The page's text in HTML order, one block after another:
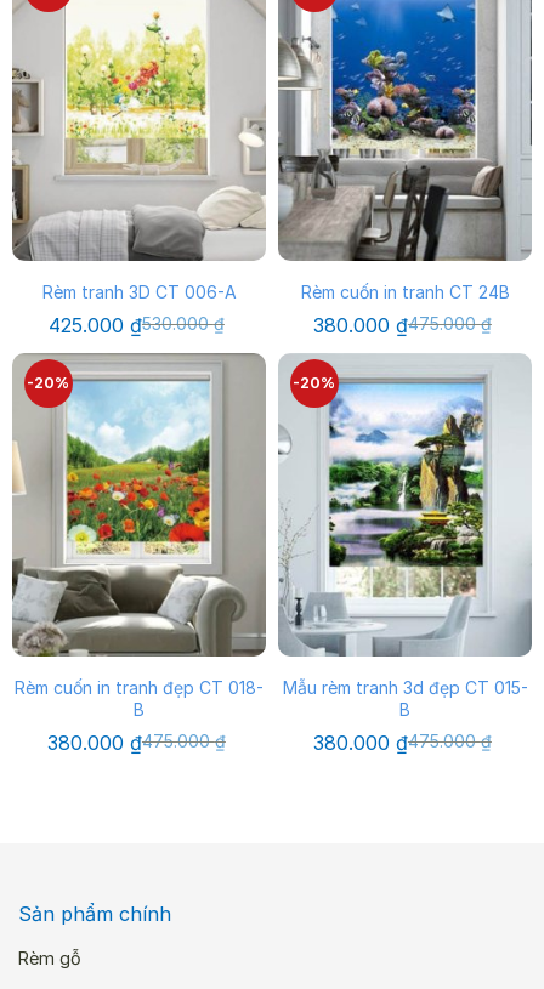
380.000 ₫.
380.000 ₫.
Rèm tranh 3D CT 006-A
530.000₫
Giá
gốc
là:
530.000 ₫.
425.000 ₫Giá
hiện
tại
là:
425.000 ₫.
Rèm cuốn in tranh CT 24B
475.000₫
Giá
gốc
475.000 ₫.
380.000 ₫Giá
hiện
là:
380.000 ₫.
-20%
Rèm cuốn in tranh đẹp CT 018-
B
475.000₫
Giá
gốc
380.000 ₫Giá
hiện
-20%
Mẫu rèm tranh 3d đẹp CT 015-
B
475.000₫
Giá
gốc
380.000 ₫Giá
hiện
Sản phẩm chính
Rèm gỗ